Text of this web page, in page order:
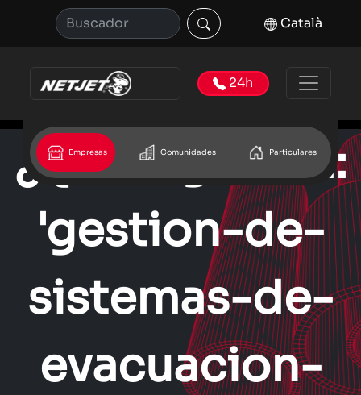
Català
24h
Empresas Comunidades Particulares
¿Que significa:
'gestion-de-
sistemas-de-
evacuacion-